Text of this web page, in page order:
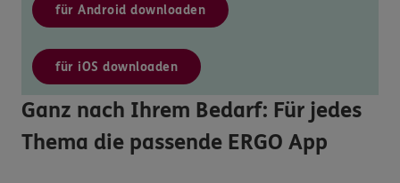
für Android downloaden
für iOS downloaden
Ganz nach Ihrem Bedarf: Für jedes
Thema die passende ERGO App